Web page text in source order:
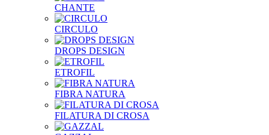
CHANTE
CIRCULO
DROPS DESIGN
ETROFIL
FIBRA NATURA
FILATURA DI CROSA